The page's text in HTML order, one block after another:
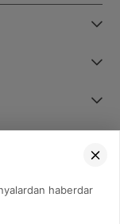
haberdar